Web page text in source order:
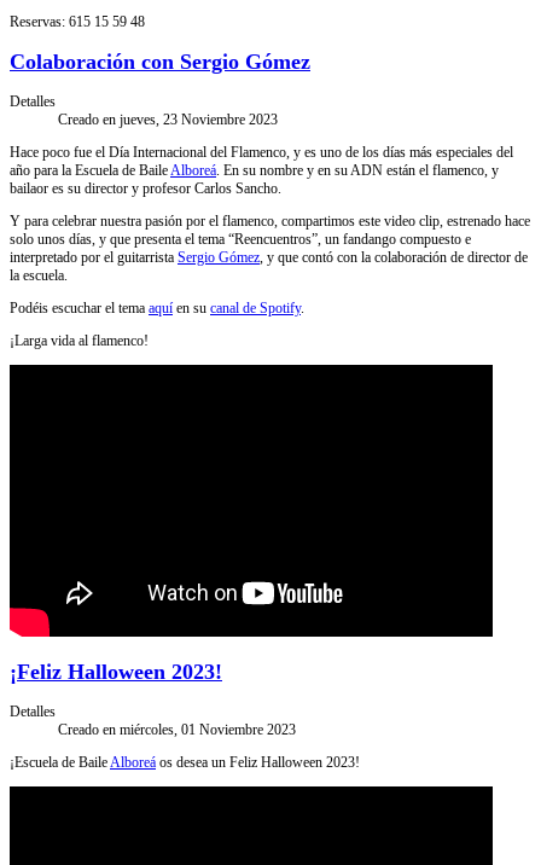
Reservas: 615 15 59 48
Colaboración con Sergio Gómez
Detalles
Creado en jueves, 23 Noviembre 2023
Hace poco fue el Día Internacional del Flamenco, y es uno de los días más especiales del
año para la Escuela de BaileAlboreá. En su nombre y en su ADN están el flamenco, y
bailaor es su director y profesor Carlos Sancho.
Y para celebrar nuestra pasión por el flamenco, compartimos este video clip, estrenado hace
solo unos días, y que presenta el tema “Reencuentros”, un fandango compuesto e
interpretado por el guitarrista Sergio Gómez, y que contó con la colaboración de director de
la escuela.
Podéis escuchar el tema aquí en su canal de Spotify.
¡Larga vida al flamenco!
¡Feliz Halloween 2023!
Detalles
Creado en miércoles, 01 Noviembre 2023
¡Escuela de BaileAlboreá os desea un Feliz Halloween 2023!